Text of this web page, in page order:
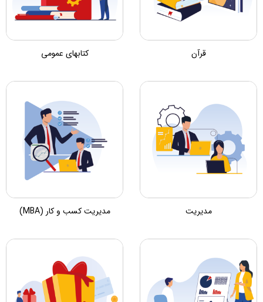
قرآن کتابهای عمومی
مدیریت مدیریت کسب و کار (MBA)